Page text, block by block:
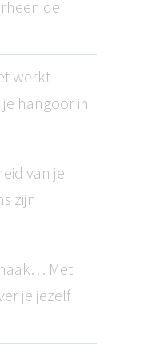
de
werkt
hangoor in
van je
zijn
Met
je jezelf